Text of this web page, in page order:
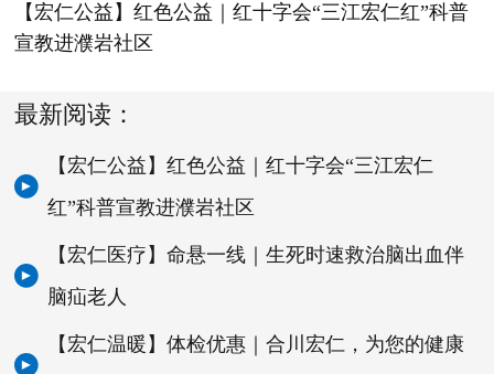
【宏仁公益】红色公益｜红十字会“三江宏仁红”科普
宣教进濮岩社区
最新阅读：
【宏仁公益】红色公益｜红十字会“三江宏仁
红”科普宣教进濮岩社区
【宏仁医疗】命悬一线｜生死时速救治脑出血伴
脑疝老人
【宏仁温暖】体检优惠｜合川宏仁，为您的健康